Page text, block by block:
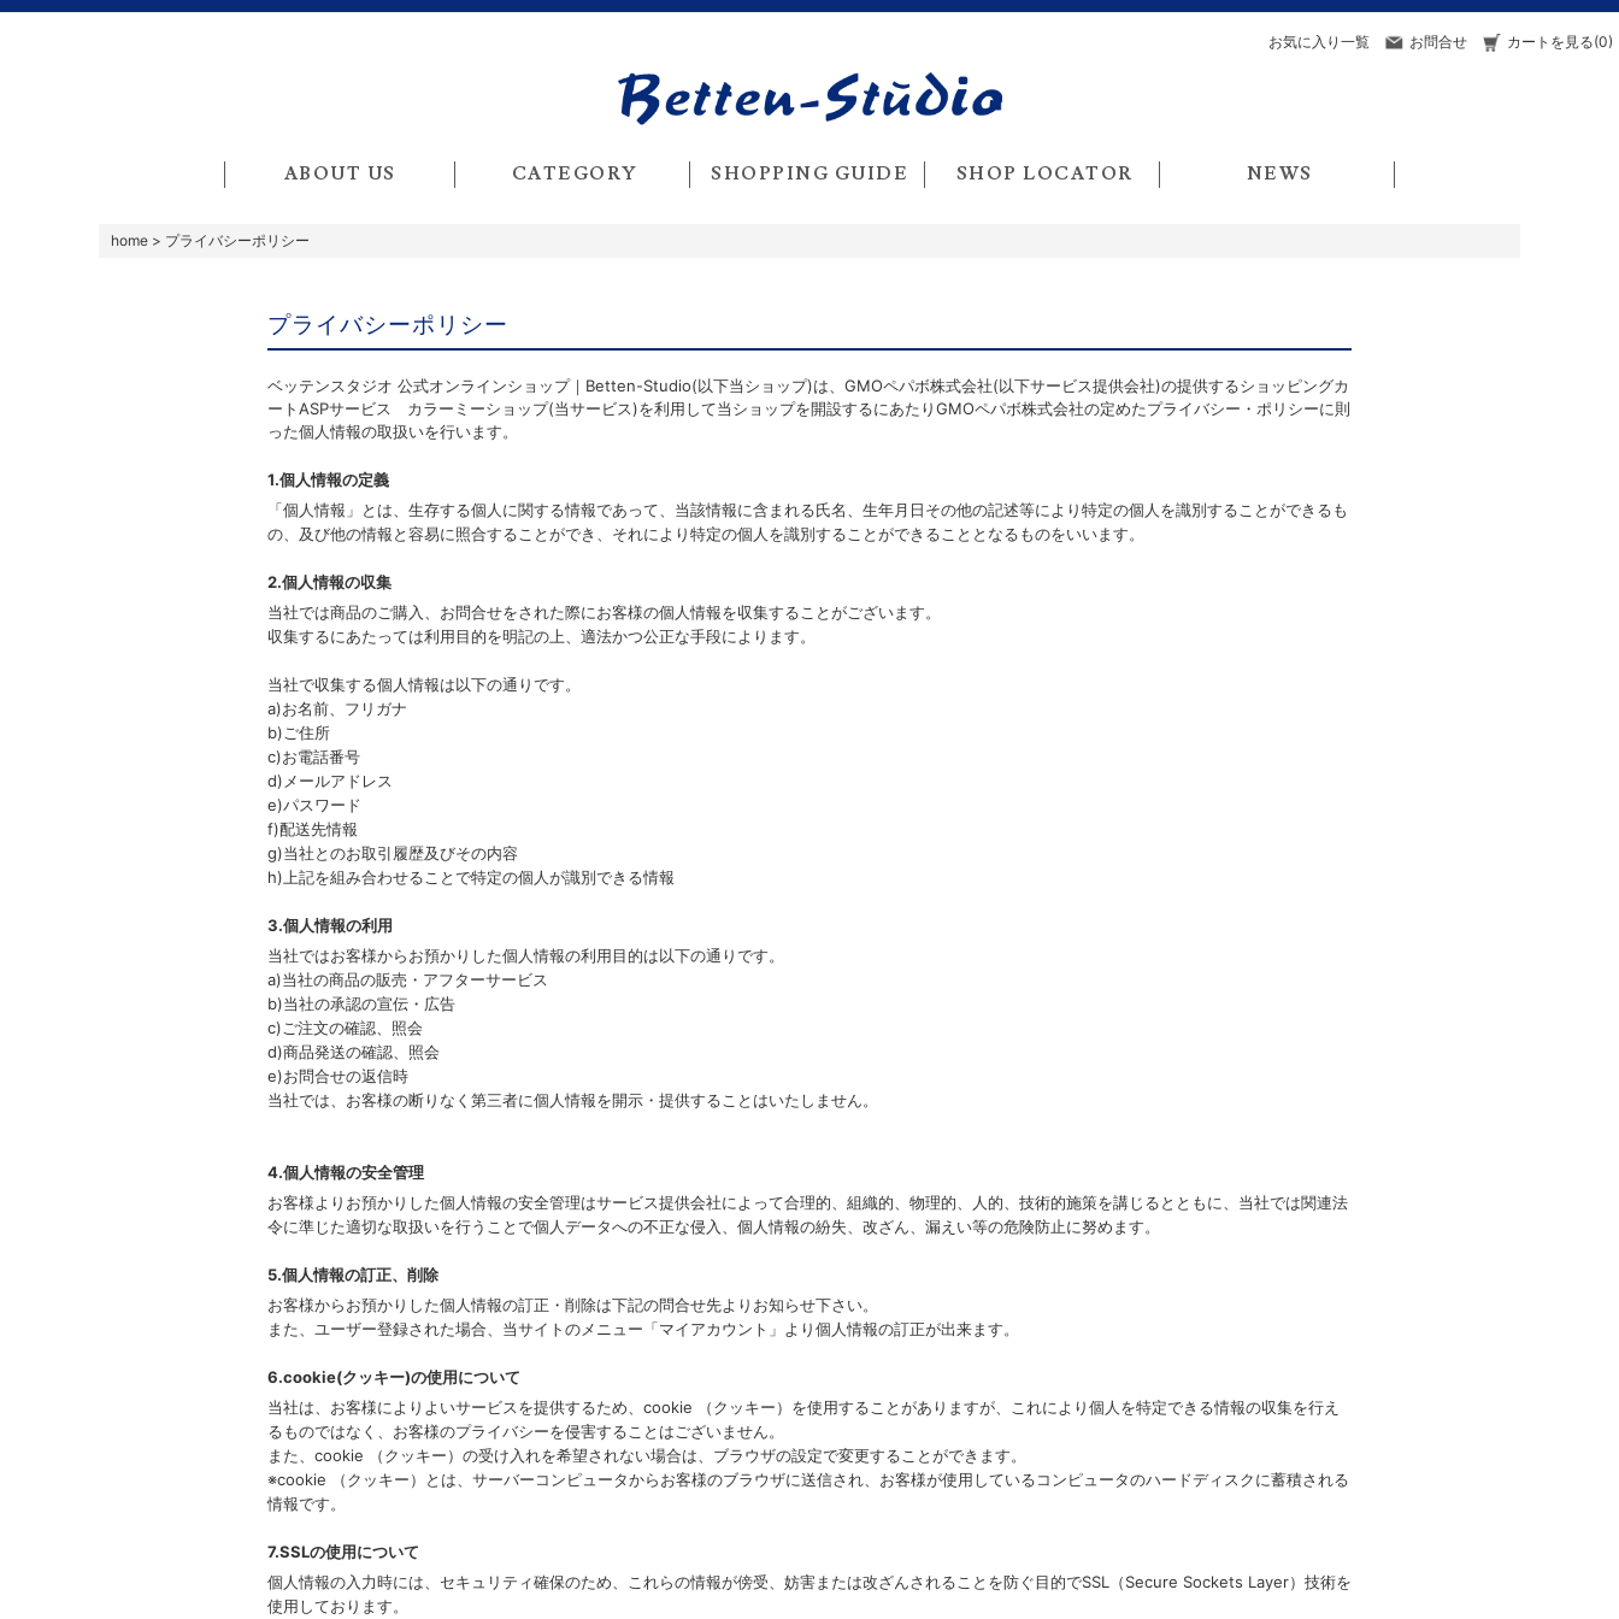
お気に入り一覧 お問合せ カートを見る(0)
ABOUT US CATEGORY SHOPPING GUIDE SHOP LOCATOR NEWS
home > プライバシーポリシー
プライバシーポリシー
ベッテンスタジオ 公式オンラインショップ｜Betten-Studio(以下当ショップ)は、 GMOペパボ株式会社(以下サービス提供会社)の提供するショッピングカ
ートASPサービス カラーミーショップ(当サービス)を利用して当ショップを開設するにあたりGMOペパボ株式会社の定めたプライバシー・ポリシーに則
った個人情報の取扱いを行います。
1.個人情報の定義
「個人情報」とは、生存する個人に関する情報であって、当該情報に含まれる氏名、生年月日その他の記述等により特定の個人を識別することができるも
の、及び他の情報と容易に照合することができ、それにより特定の個人を識別することができることとなるものをいいます。
2.個人情報の収集
当社では商品のご購入、お問合せをされた際にお客様の個人情報を収集することがございます。
収集するにあたっては利用目的を明記の上、適法かつ公正な手段によります。
当社で収集する個人情報は以下の通りです。
a)お名前、フリガナ
b)ご住所
c)お電話番号
d)メールアドレス
e)パスワード
f)配送先情報
g)当社とのお取引履歴及びその内容
h)上記を組み合わせることで特定の個人が識別できる情報
3.個人情報の利用
当社ではお客様からお預かりした個人情報の利用目的は以下の通りです。
a)当社の商品の販売・アフターサービス
b)当社の承認の宣伝・広告
c)ご注文の確認、照会
d)商品発送の確認、照会
e)お問合せの返信時
当社では、お客様の断りなく第三者に個人情報を開示・提供することはいたしません。
4.個人情報の安全管理
お客様よりお預かりした個人情報の安全管理はサービス提供会社によって合理的、組織的、物理的、人的、技術的施策を講じるとともに、当社では関連法
令に準じた適切な取扱いを行うことで個人データへの不正な侵入、個人情報の紛失、改ざん、漏えい等の危険防止に努めます。
5.個人情報の訂正、削除
お客様からお預かりした個人情報の訂正・削除は下記の問合せ先よりお知らせ下さい。
また、ユーザー登録された場合、当サイトのメニュー「マイアカウント」より個人情報の訂正が出来ます。
6.cookie(クッキー)の使用について
当社は、お客様によりよいサービスを提供するため、cookie （クッキー）を使用することがありますが、これにより個人を特定できる情報の収集を行え
るものではなく、お客様のプライバシーを侵害することはございません。
また、cookie （クッキー）の受け入れを希望されない場合は、ブラウザの設定で変更することができます。
※cookie （クッキー）とは、サーバーコンピュータからお客様のブラウザに送信され、お客様が使用しているコンピュータのハードディスクに蓄積される
情報です。
7.SSLの使用について
個人情報の入力時には、セキュリティ確保のため、これらの情報が傍受、妨害または改ざんされることを防ぐ目的でSSL（Secure Sockets Layer）技術を
使用しております。